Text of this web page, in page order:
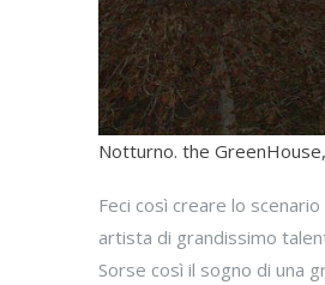
Notturno. the
Feci così creare lo
artista di grandissimo
Sorse così il sogno di una